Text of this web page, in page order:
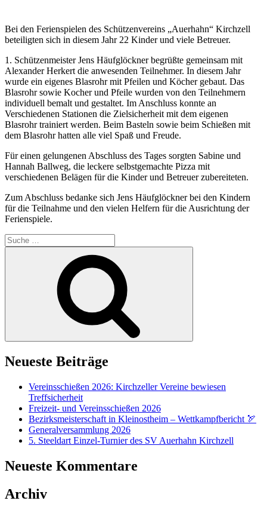
Bei den Ferienspielen des Schützenvereins „Auerhahn“ Kirchzell
beteiligten sich in diesem Jahr 22 Kinder und viele Betreuer.
1. Schützenmeister Jens Häufglöckner begrüßte gemeinsam mit
Alexander Herkert die anwesenden Teilnehmer. In diesem Jahr
wurde ein eigenes Blasrohr mit Pfeilen und Köcher gebaut. Das
Blasrohr sowie Kocher und Pfeile wurden von den Teilnehmern
individuell bemalt und gestaltet. Im Anschluss konnte an
Verschiedenen Stationen die Zielsicherheit mit dem eigenen
Blasrohr trainiert werden. Beim Basteln sowie beim Schießen mit
dem Blasrohr hatten alle viel Spaß und Freude.
Für einen gelungenen Abschluss des Tages sorgten Sabine und
Hannah Ballweg, die leckere selbstgemachte Pizza mit
verschiedenen Belägen für die Kinder und Betreuer zubereiteten.
Zum Abschluss bedanke sich Jens Häufglöckner bei den Kindern
für die Teilnahme und den vielen Helfern für die Ausrichtung der
Ferienspiele.
Suche
nach:
Neueste Beiträge
Vereinsschießen 2026: Kirchzeller Vereine bewiesen
Treffsicherheit
Freizeit- und Vereinsschießen 2026
Bezirksmeisterschaft in Kleinostheim – Wettkampfbericht 🏹
Generalversammlung 2026
5. Steeldart Einzel-Turnier des SV Auerhahn Kirchzell
Neueste Kommentare
Archiv